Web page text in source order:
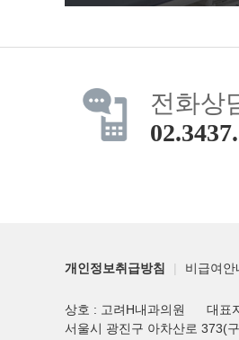
전화상
개인정보취급방침 | 비급여안
상호 : 고려H내과의원 대표
서울시 광진구 아차산로 373(